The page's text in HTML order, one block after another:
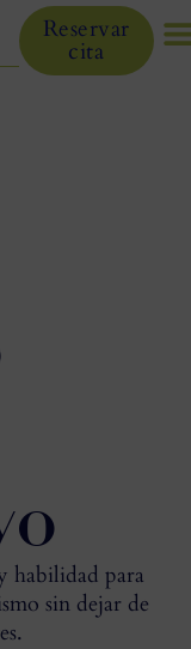
Reservar
cita
habilidad para
sin dejar de